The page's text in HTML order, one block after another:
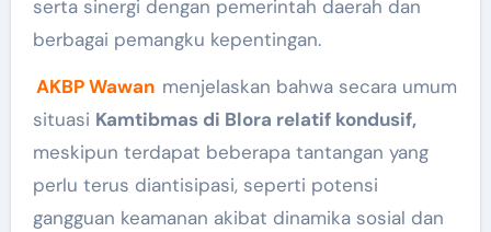
serta sinergi dengan pemerintah daerah dan
berbagai pemangku kepentingan.
AKBP Wawan menjelaskan bahwa secara umum
situasi Kamtibmas di Blora relatif kondusif,
meskipun terdapat beberapa tantangan yang
perlu terus diantisipasi, seperti potensi
gangguan keamanan akibat dinamika sosial dan